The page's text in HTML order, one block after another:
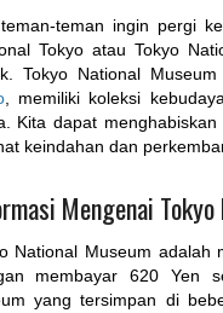
teman ingin pergi
Tokyo atau Tokyo
Tokyo National
, memiliki koleksi
Kita dapat
keindahan dan
Mengenai
National Museum adalah
membayar 620 Yen
yang tersimpan di